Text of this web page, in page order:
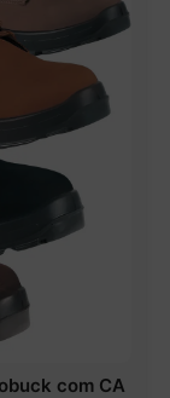
com CA